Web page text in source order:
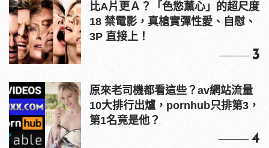
比A片更Ａ？「色慾薰心」的超尺度
18 禁電影，真槍實彈性愛、自慰、
3P 直接上！
3
原來老司機都看這些？av網站流量
10大排行出爐，pornhub只排第3，
第1名竟是他？
4